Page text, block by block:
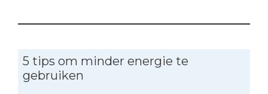
5 tips om minder energie te
gebruiken